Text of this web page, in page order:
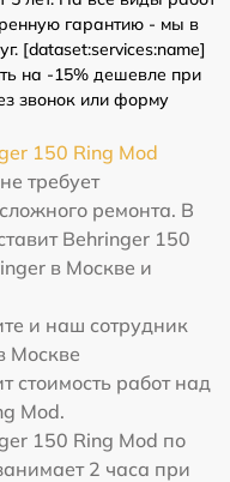
гарантию - мы в
[dataset:services:name]
на -15% дешевле при
звонок или форму
150 Ring Mod
требует
ремонта. В
Behringer 150
в Москве и
и наш сотрудник
Москве
стоимость работ над
Mod.
150 Ring Mod по
2 часа при